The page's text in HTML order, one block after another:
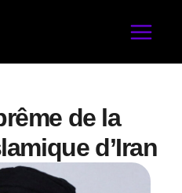
de la
d’Iran